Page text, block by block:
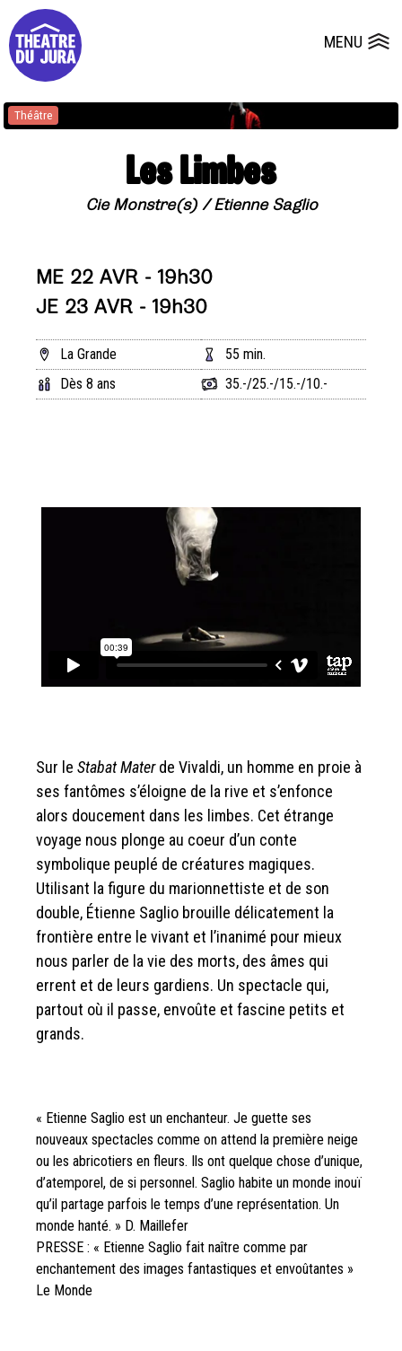
MENU
Presse
Salles
Dépôts de dossiers
Théâtre
Théâtre
Théâtre
Théâtre
Les Limbes
Cie Monstre(s) / Etienne Saglio
Sur le Stabat Materde Vivaldi, un homme en proie à
ses fantômes s’éloigne de la rive et s’enfonce
alors doucement dans les limbes. Cet étrange
voyage nous plonge au coeur d’un conte
symbolique peuplé de créatures magiques.
Utilisant la figure du marionnettiste et de son
double, Étienne Saglio brouille délicatement la
frontière entre le vivant et l’inanimé pour mieux
nous parler de la vie des morts, des âmes qui
errent et de leurs gardiens. Un spectacle qui,
partout où il passe, envoûte et fascine petits et
grands.
« Etienne Saglio est un enchanteur. Je guette ses
nouveaux spectacles comme on attend la première neige
ou les abricotiers en fleurs. Ils ont quelque chose d’unique,
d’atemporel, de si personnel. Saglio habite un monde inouï
qu’il partage parfois le temps d’une représentation. Un
monde hanté. » D. Maillefer
PRESSE : « Etienne Saglio fait naître comme par
enchantement des images fantastiques et envoûtantes »
Le Monde
ME 22 AVR - 19h30
JE 23 AVR - 19h30
La Grande
55 min.
Dès 8 ans
35.-/25.-/15.-/10.-